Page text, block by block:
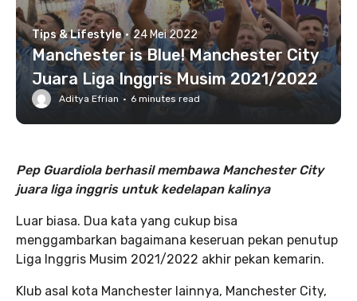
Tips & Lifestyle · 24 Mei 2022
Manchester is Blue! Manchester City
Juara Liga Inggris Musim 2021/2022
Aditya Efrian · 6 minutes read
Pep Guardiola berhasil membawa Manchester City
juara liga inggris untuk kedelapan kalinya
Luar biasa. Dua kata yang cukup bisa
menggambarkan bagaimana keseruan pekan penutup
Liga Inggris Musim 2021/2022 akhir pekan kemarin.
Klub asal kota Manchester lainnya, Manchester City,